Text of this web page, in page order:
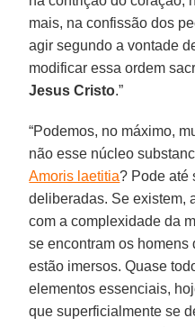
mais, na confissão dos
agir segundo a vontade
modificar essa ordem
Jesus Cristo.”
“Podemos, no máximo,
não esse núcleo
Amoris laetitia? Pode até
deliberadas. Se existem,
com a complexidade da
se encontram os homens
estão imersos. Quase
elementos essenciais,
que superficialmente se